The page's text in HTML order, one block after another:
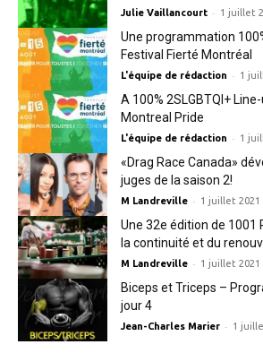
Julie Vaillancourt - 1 juillet
Une programmation
Festival Fierté Montréal
L'équipe de rédaction - 1
A 100% 2SLGBTQI+
Montreal Pride
L'équipe de rédaction - 1
«Drag Race Canada»
juges de la saison 2!
M Landreville - 1 juillet 2021
Une 32e édition de 1001
la continuité et du
M Landreville - 1 juillet 2021
Biceps et Triceps –
jour 4
Jean-Charles Marier - 1